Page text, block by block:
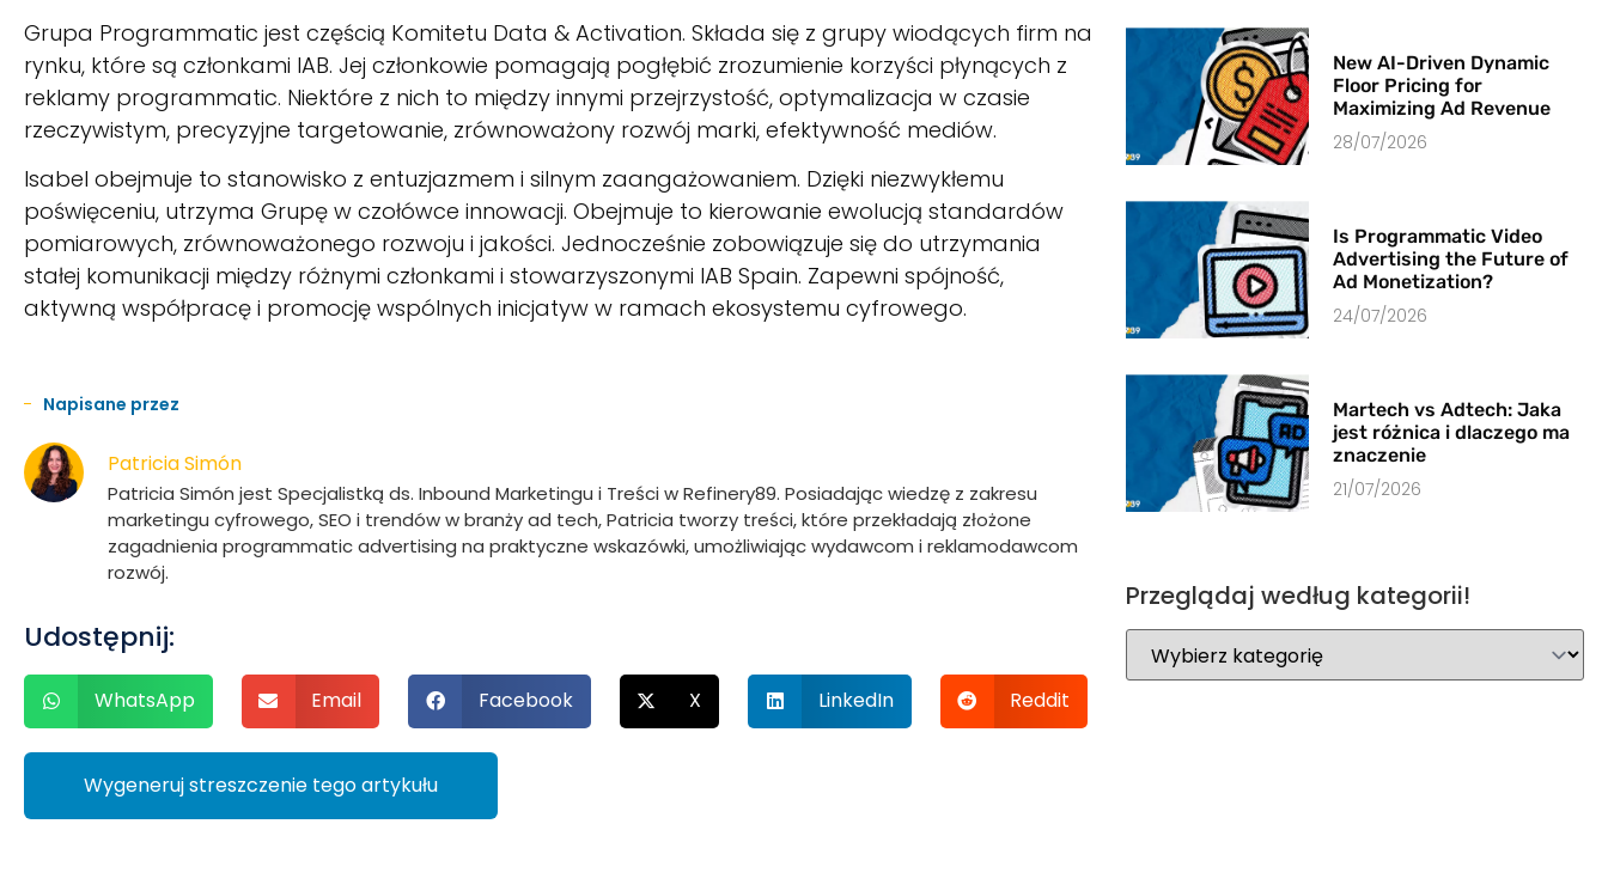
Grupa Programmatic jest częścią Komitetu Data & Activation. Składa się z grupy wiodących firm na
rynku, które są członkami IAB. Jej członkowie pomagają pogłębić zrozumienie korzyści płynących z
reklamy programmatic. Niektóre z nich to między innymi przejrzystość, optymalizacja w czasie
rzeczywistym, precyzyjne targetowanie, zrównoważony rozwój marki, efektywność mediów.
Isabel obejmuje to stanowisko z entuzjazmem i silnym zaangażowaniem. Dzięki niezwykłemu
poświęceniu, utrzyma Grupę w czołówce innowacji. Obejmuje to kierowanie ewolucją standardów
pomiarowych, zrównoważonego rozwoju i jakości. Jednocześnie zobowiązuje się do utrzymania
stałej komunikacji między różnymi członkami i stowarzyszonymi IAB Spain. Zapewni spójność,
aktywną współpracę i promocję wspólnych inicjatyw w ramach ekosystemu cyfrowego.
Napisane przez
Patricia Simón
Patricia Simón jest Specjalistką ds. Inbound Marketingu i Treści w Refinery89. Posiadając wiedzę z zakresu
marketingu cyfrowego, SEO i trendów w branży ad tech, Patricia tworzy treści, które przekładają złożone
zagadnienia programmatic advertising na praktyczne wskazówki, umożliwiając wydawcom i reklamodawcom
rozwój.
Udostępnij:
WhatsApp Email Facebook X LinkedIn Reddit
Wygeneruj streszczenie tego artykułu
New AI-Driven Dynamic
Floor Pricing for
Maximizing Ad Revenue
28/07/2026
Is Programmatic Video
Advertising the Future of
Ad Monetization?
24/07/2026
Martech vs Adtech: Jaka
jest różnica i dlaczego ma
znaczenie
21/07/2026
Przeglądaj według kategorii!